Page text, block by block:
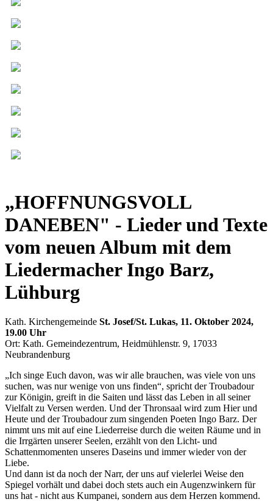
„HOFFNUNGSVOLL
DANEBEN" - Lieder und Texte
vom neuen Album mit dem
Liedermacher Ingo Barz,
Lühburg
Kath. Kirchengemeinde St. Josef/St. Lukas, 11. Oktober 2024,
19.00 Uhr
Ort: Kath. Gemeindezentrum, Heidmühlenstr. 9, 17033
Neubrandenburg
„Ich singe Euch davon, was wir alle brauchen, was viele von uns
suchen, was nur wenige von uns finden“, spricht der Troubadour
zur Königin, greift in die Saiten und lässt das Leben in all seiner
Vielfalt zu Versen werden. Und der Thronsaal wird zum Hier und
Heute und der Troubadour zum singenden Poeten Ingo Barz. Der
nimmt uns mit auf eine Liederreise durch die weiten Räume und in
die Irrgärten unserer Seelen, erzählt von den Licht- und
Schattenmomenten unseres Daseins und immer wieder von der
Liebe.
Und dann ist da noch der Narr, der uns auf vielerlei Weise den
Spiegel vorhält und dabei doch stets auch ein Augenzwinkern für
uns hat - nicht aus Kumpanei, sondern aus dem Herzen kommend.